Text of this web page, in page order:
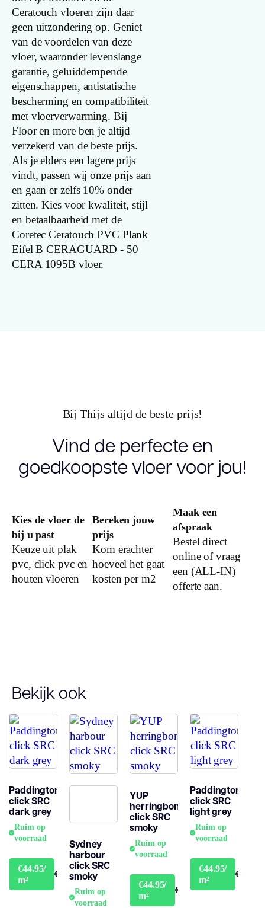
Ceratouch vloeren zijn daar
geen uitzondering op. Geniet
van de voordelen van deze
vloer, waaronder levenslange
garantie, geluiddempende
eigenschappen, antistatische
bescherming en compatibiliteit
met vloerverwarming. Bij
Floor en more ben je altijd
verzekerd van de beste prijs.
Als je elders een lagere prijs
vindt, passen wij onze prijs aan
en gaan er zelfs 10% onder
zitten. Kies voor kwaliteit, stijl
en betaalbaarheid met de
Coretec Ceratouch PVC Plank
Eifel B CERAGUARD - 50
CERA 1095B vloer.
Montage
Garantie
Woongebruik
(jaren)
Garantie
Bij Thijs altijd de beste prijs!
Vind de perfecte en
goedkoopste vloer voor jou!
Kies de vloer de
bij u past
Keuze uit plak
pvc, click pvc en
houten vloeren
Bereken jouw
prijs
Kom erachter
hoeveel het gaat
kosten per m2
Maak een
afspraak
Bestel direct
online of vraag
een (ALL-IN)
offerte aan.
Bekijk ook
Paddington
click SRC
dark grey
Ruim op
voorraad
€44.95/
m²
€49.95
Sydney
harbour
click SRC
smoky
Ruim op
voorraad
YUP
herringbone
click SRC
smoky
Ruim op
voorraad
€44.95/
m²
€49.95
Paddington
click SRC
light grey
Ruim op
voorraad
€44.95/
m²
€49.95